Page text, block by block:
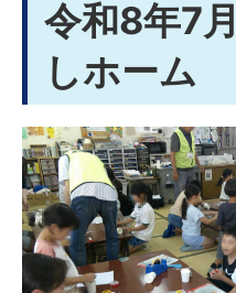
令和8年7
しホーム